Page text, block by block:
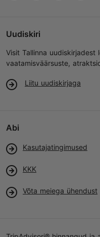
Uudiskiri
Visit Tallinna
vaatamisväärsuste,
Liitu uudiskirjaga
Abi
Kasutajatingimused
KKK
Võta meiega ühendust